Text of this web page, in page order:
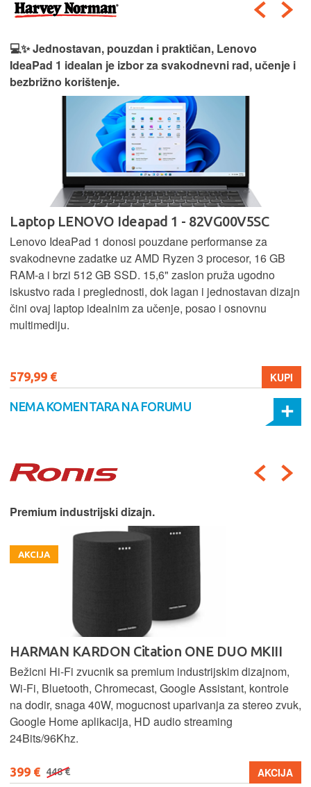
💻✨ Jednostavan, pouzdan i praktičan, Lenovo
IdeaPad 1 idealan je izbor za svakodnevni rad, učenje i
bezbrižno korištenje.
Laptop LENOVO Ideapad 1 - 82VG00V5SC
Lenovo IdeaPad 1 donosi pouzdane performanse za
svakodnevne zadatke uz AMD Ryzen 3 procesor, 16 GB
RAM-a i brzi 512 GB SSD. 15,6" zaslon pruža ugodno
iskustvo rada i preglednosti, dok lagan i jednostavan dizajn
čini ovaj laptop idealnim za učenje, posao i osnovnu
multimediju.
579,99 € KUPI
NEMA KOMENTARA NA FORUMU
Premium industrijski dizajn.
AKCIJA
HARMAN KARDON Citation ONE DUO MKIII
Bežicni Hi-Fi zvucnik sa premium industrijskim dizajnom,
Wi-Fi, Bluetooth, Chromecast, Google Assistant, kontrole
na dodir, snaga 40W, mogucnost uparivanja za stereo zvuk,
Google Home aplikacija, HD audio streaming
24Bits/96Khz.
399 € 448 € AKCIJA